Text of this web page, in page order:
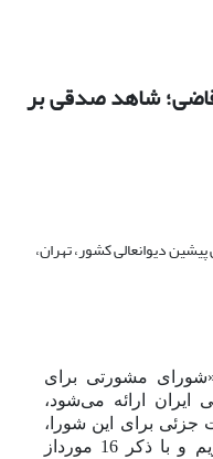
شاهد صدقی بر
دیوانعالی کشور، تهران،
«شورای مشورتی برای
ارائه می‌شود،
برای این شورا،
به بررسی انتقادی آن می پردازیم و با ذکر 16 مورداز